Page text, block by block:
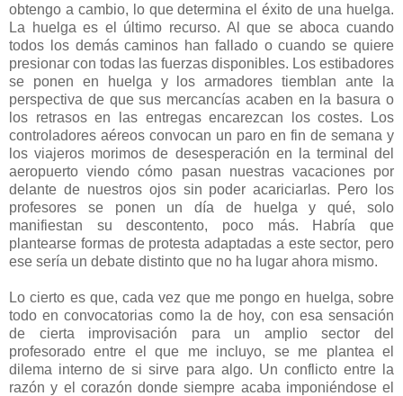
obtengo a cambio, lo que determina el éxito de una huelga.
La huelga es el último recurso. Al que se aboca cuando
todos los demás caminos han fallado o cuando se quiere
presionar con todas las fuerzas disponibles. Los estibadores
se ponen en huelga y los armadores tiemblan ante la
perspectiva de que sus mercancías acaben en la basura o
los retrasos en las entregas encarezcan los costes. Los
controladores aéreos convocan un paro en fin de semana y
los viajeros morimos de desesperación en la terminal del
aeropuerto viendo cómo pasan nuestras vacaciones por
delante de nuestros ojos sin poder acariciarlas. Pero los
profesores se ponen un día de huelga y qué, solo
manifiestan su descontento, poco más. Habría que
plantearse formas de protesta adaptadas a este sector, pero
ese sería un debate distinto que no ha lugar ahora mismo.
Lo cierto es que, cada vez que me pongo en huelga, sobre
todo en convocatorias como la de hoy, con esa sensación
de cierta improvisación para un amplio sector del
profesorado entre el que me incluyo, se me plantea el
dilema interno de si sirve para algo. Un conflicto entre la
razón y el corazón donde siempre acaba imponiéndose el